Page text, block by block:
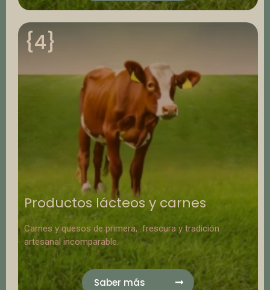
{4}
Productos lácteos y carnes
Carnes y quesos de primera, frescura y tradición
artesanal incomparable.
Saber más